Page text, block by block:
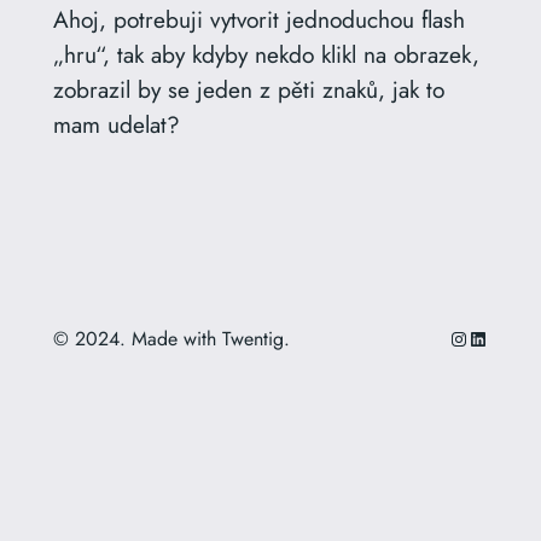
Ahoj, potrebuji vytvorit jednoduchou flash
„hru“, tak aby kdyby nekdo klikl na obrazek,
zobrazil by se jeden z pěti znaků, jak to
mam udelat?
© 2024. Made with Twentig. Instagram
LinkedIn